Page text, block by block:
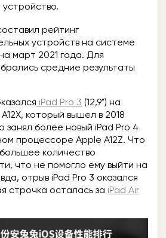
устройство.
рейтинг
устройств на системе
март 2021 года. Для
средние результаты
iPad Pro 3 (12,9") на
который вышел в 2018
занял более новый iPad Pro 4
процессоре Apple A12Z. Что
количество
что не помогло ему выйти на
отрыв iPad Pro 3 оказался
строчка осталась за iPad Air